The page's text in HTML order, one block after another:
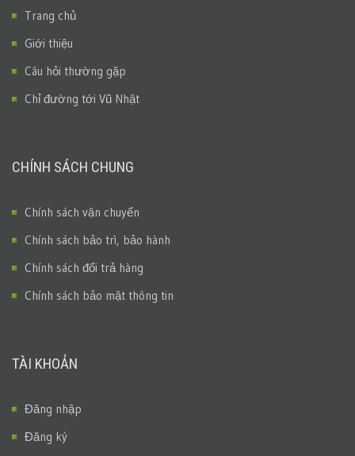
Trang chủ
Giới thiệu
Câu hỏi thường gặp
Chỉ đường tới Vũ Nhật
CHÍNH SÁCH CHUNG
Chính sách vận chuyển
Chính sách bảo trì, bảo hành
Chính sách đổi trả hàng
Chính sách bảo mật thông tin
TÀI KHOẢN
Đăng nhập
Đăng ký